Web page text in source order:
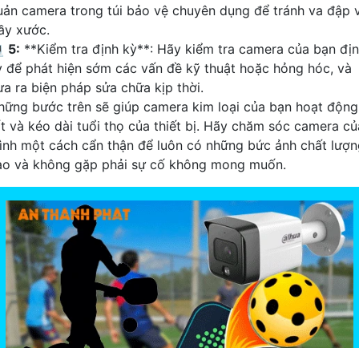
camera trong túi bảo vệ chuyên dụng để tránh va đập
xước.
5: **Kiểm tra định kỳ**: Hãy kiểm tra camera của bạn
để phát hiện sớm các vấn đề kỹ thuật hoặc hỏng hóc, và
ra biện pháp sửa chữa kịp thời.
bước trên sẽ giúp camera kim loại của bạn hoạt động
và kéo dài tuổi thọ của thiết bị. Hãy chăm sóc camera
một cách cẩn thận để luôn có những bức ảnh chất
và không gặp phải sự cố không mong muốn.